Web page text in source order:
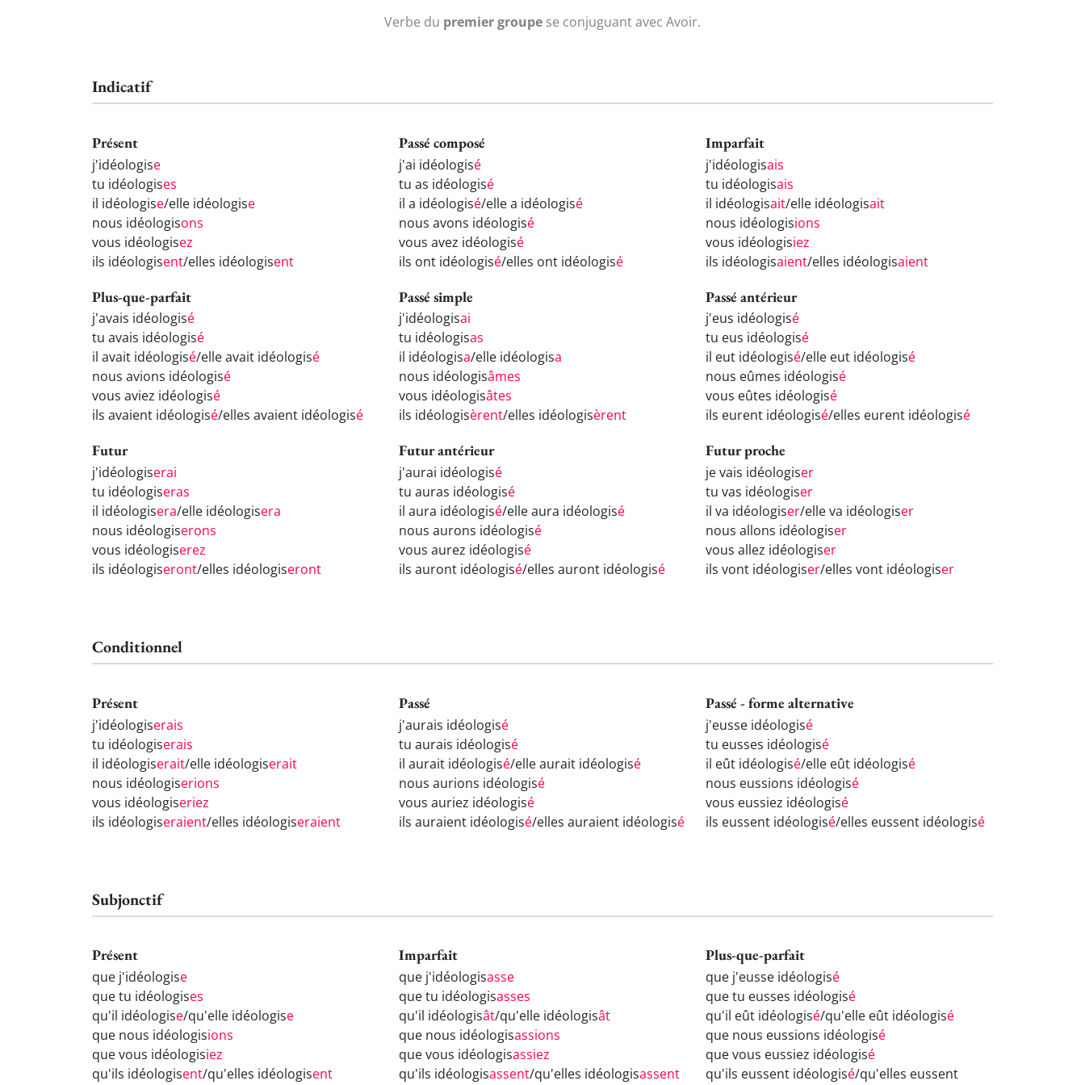
Verbe du premier groupe se conjuguant avec Avoir.
Indicatif
Présent
j'idéologise
tu idéologises
il idéologise/elle idéologise
nous idéologisons
vous idéologisez
ils idéologisent/elles idéologisent
Passé composé
j'ai idéologisé
tu as idéologisé
il a idéologisé/elle a idéologisé
nous avons idéologisé
vous avez idéologisé
ils ont idéologisé/elles ont idéologisé
Imparfait
j'idéologisais
tu idéologisais
il idéologisait/elle idéologisait
nous idéologisions
vous idéologisiez
ils idéologisaient/elles idéologisaient
Plus-que-parfait
j'avais idéologisé
tu avais idéologisé
il avait idéologisé/elle avait idéologisé
nous avions idéologisé
vous aviez idéologisé
ils avaient idéologisé/elles avaient idéologisé
Passé simple
j'idéologisai
tu idéologisas
il idéologisa/elle idéologisa
nous idéologisâmes
vous idéologisâtes
ils idéologisèrent/elles idéologisèrent
Passé antérieur
j'eus idéologisé
tu eus idéologisé
il eut idéologisé/elle eut idéologisé
nous eûmes idéologisé
vous eûtes idéologisé
ils eurent idéologisé/elles eurent idéologisé
Futur
j'idéologiserai
tu idéologiseras
il idéologisera/elle idéologisera
nous idéologiserons
vous idéologiserez
ils idéologiseront/elles idéologiseront
Futur antérieur
j'aurai idéologisé
tu auras idéologisé
il aura idéologisé/elle aura idéologisé
nous aurons idéologisé
vous aurez idéologisé
ils auront idéologisé/elles auront idéologisé
Futur proche
je vais idéologiser
tu vas idéologiser
il va idéologiser/elle va idéologiser
nous allons idéologiser
vous allez idéologiser
ils vont idéologiser/elles vont idéologiser
Conditionnel
Présent
j'idéologiserais
tu idéologiserais
il idéologiserait/elle idéologiserait
nous idéologiserions
vous idéologiseriez
ils idéologiseraient/elles idéologiseraient
Passé
j'aurais idéologisé
tu aurais idéologisé
il aurait idéologisé/elle aurait idéologisé
nous aurions idéologisé
vous auriez idéologisé
ils auraient idéologisé/elles auraient idéologisé
Passé - forme alternative
j'eusse idéologisé
tu eusses idéologisé
il eût idéologisé/elle eût idéologisé
nous eussions idéologisé
vous eussiez idéologisé
ils eussent idéologisé/elles eussent idéologisé
Subjonctif
Présent
que j'idéologise
que tu idéologises
qu'il idéologise/qu'elle idéologise
que nous idéologisions
que vous idéologisiez
qu'ils idéologisent/qu'elles idéologisent
Imparfait
que j'idéologisasse
que tu idéologisasses
qu'il idéologisât/qu'elle idéologisât
que nous idéologisassions
que vous idéologisassiez
qu'ils idéologisassent/qu'elles idéologisassent
Plus-que-parfait
que j'eusse idéologisé
que tu eusses idéologisé
qu'il eût idéologisé/qu'elle eût idéologisé
que nous eussions idéologisé
que vous eussiez idéologisé
qu'ils eussent idéologisé/qu'elles eussent